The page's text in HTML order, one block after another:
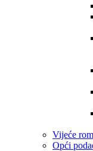
Vijeće
Opći